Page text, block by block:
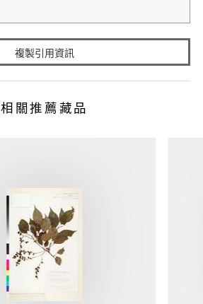
複製引用資訊
相關推薦藏品